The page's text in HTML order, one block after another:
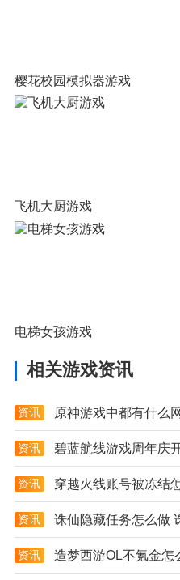
樱花校园模拟器游戏
飞机大厨游戏
电梯女孩游戏
相关游戏资讯
资讯
资讯
资讯
资讯 诛仙隐藏任务怎么做
资讯